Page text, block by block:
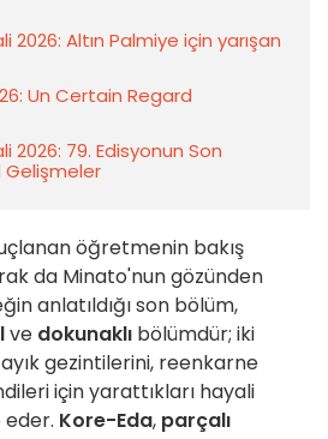
2026: Altın Palmiye için yarışan
Un Certain Regard
2026: 79. Edisyonun Son
Gelişmeler
öğretmenin bakış
da Minato'nun gözünden
anlatıldığı son bölüm,
ve dokunaklı bölümdür; iki
gezintilerini, reenkarne
için yarattıkları hayali
Kore-Eda, parçalı